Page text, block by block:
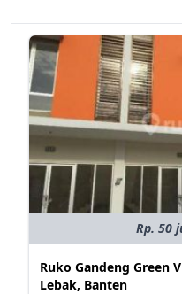
Rp. 50
Ruko Gandeng Green
Lebak, Banten